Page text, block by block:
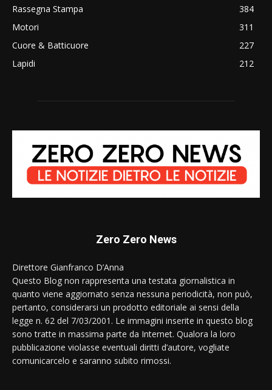
Rassegna Stampa
384
Motori
311
Cuore & Batticuore
227
Lapidi
212
Zero Zero News
Direttore Gianfranco D’Anna
Questo Blog non rappresenta una testata giornalistica in
quanto viene aggiornato senza nessuna periodicità, non può,
pertanto, considerarsi un prodotto editoriale ai sensi della
legge n. 62 del 7/03/2001. Le immagini inserite in questo blog
sono tratte in massima parte da Internet. Qualora la loro
pubblicazione violasse eventuali diritti d’autore, vogliate
comunicarcelo e saranno subito rimossi.